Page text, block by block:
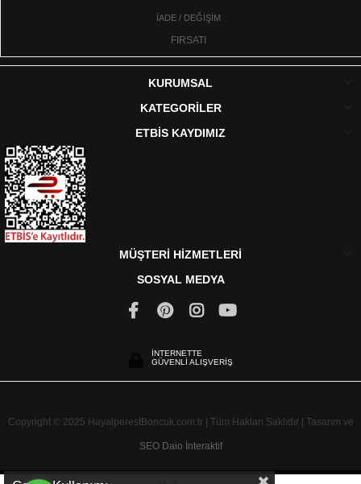
İADE / DEĞİŞİM
FIRSATI
KURUMSAL
KATEGORİLER
ETBİS KAYDIMIZ
MÜŞTERİ HİZMETLERİ
SOSYAL MEDYA
İNTERNETTE
GÜVENLİ ALIŞVERİŞ
Copyright © 2025 HayalperestBoncuk.com.tr | Tüm Hakları Saklıdır | Tasarım ve
SEO Daio İnteraktif